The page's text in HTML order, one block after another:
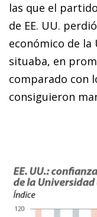
las que el
de EE. UU.
económico de la
situaba, en
comparado con
consiguieron